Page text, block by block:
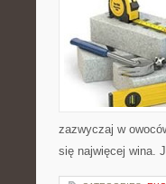
zazwyczaj w
się najwięcej wina.